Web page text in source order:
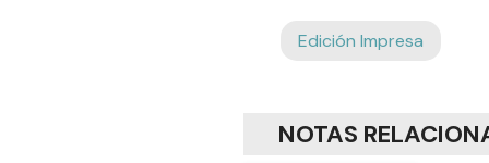
Edición Impresa
NOTAS